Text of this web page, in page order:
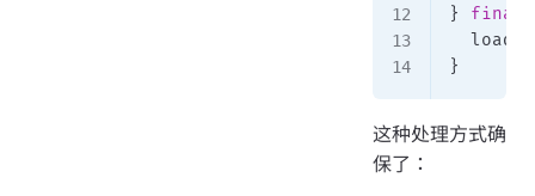
}
}
这种处理方式确
保了：